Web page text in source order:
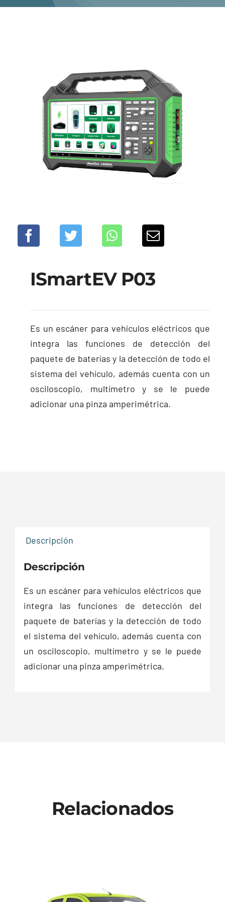
ISmartEV P03
Es un escáner para vehículos eléctricos que
integra las funciones de detección del
paquete de baterías y la detección de todo el
sistema del vehículo, además cuenta con un
osciloscopio, multímetro y se le puede
adicionar una pinza amperimétrica.
Descripción
Descripción
Es un escáner para vehículos eléctricos que
integra las funciones de detección del
paquete de baterías y la detección de todo
el sistema del vehículo, además cuenta con
un osciloscopio, multímetro y se le puede
adicionar una pinza amperimétrica.
Relacionados